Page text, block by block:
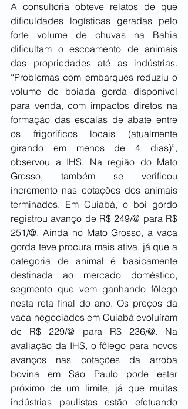
A consultoria obteve relatos de que
dificuldades logísticas geradas pelo
forte volume de chuvas na Bahia
dificultam o escoamento de animais
das propriedades até as indústrias.
“Problemas com embarques reduziu o
volume de boiada gorda disponível
para venda, com impactos diretos na
formação das escalas de abate entre
os frigoríficos locais (atualmente
girando em menos de 4 dias)”,
observou a IHS. Na região do Mato
Grosso, também se verificou
incremento nas cotações dos animais
terminados. Em Cuiabá, o boi gordo
registrou avanço de R$ 249/@ para R$
251/@. Ainda no Mato Grosso, a vaca
gorda teve procura mais ativa, já que a
categoria de animal é basicamente
destinada ao mercado doméstico,
segmento que vem ganhando fôlego
nesta reta final do ano. Os preços da
vaca negociados em Cuiabá evoluíram
de R$ 229/@ para R$ 236/@. Na
avaliação da IHS, o fôlego para novos
avanços nas cotações da arroba
bovina em São Paulo pode estar
próximo de um limite, já que muitas
indústrias paulistas estão efetuando